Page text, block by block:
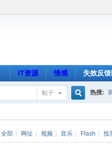
IT资源 情感 失效反
帖子 热搜:
全部 网址 视频 音乐 Flash 投